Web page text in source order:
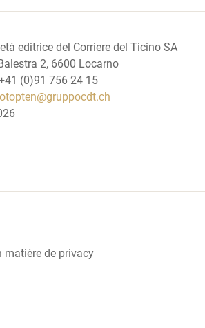
editrice del Corriere del Ticino SA
2, 6600 Locarno
(0)91 756 24 15
matière de privacy